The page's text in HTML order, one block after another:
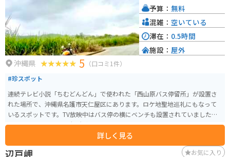
沖縄県 5 （口コミ1件）
#珍スポット
連続テレビ小説「ちむどんどん」で使われた「西山原バス停留所」が設置さ
れた場所で、沖縄県名護市天仁屋区にあります。ロケ地聖地巡礼にもなって
いるスポットです。TV放映中はバス停の横にベンチも設置されていました。
番組終了した現在は停留所がなくなってしまったようです。
詳しく見る
予算： 無料
混雑： 空いている
滞在： 0.5時間
施設： 屋外
辺戸岬 お気に入り